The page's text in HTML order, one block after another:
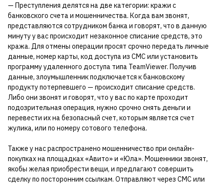
— Преступления делятся на две категории: кражи с
банковского счета и мошенничества. Когда вам звонят,
представляются сотрудником банка и говорят, что в данную
минуту у вас происходит незаконное списание средств, это
кража. Для отмены операции просят срочно передать личные
данные, номер карты, код доступа из СМС или установить
программу удаленного доступа типа TeamViewer. Получив
данные, злоумышленник подключается к банковскому
продукту потерпевшего — происходит списание средств.
Либо они звонят и говорят, что у вас по карте проходит
подозрительная операция, нужно срочно снять деньги и
перевести их на безопасный счет, которым является счет
жулика, или по номеру сотового телефона.
Также у нас распространено мошенничество при онлайн-
покупках на площадках «Авито» и «Юла». Мошенники звонят,
якобы желая приобрести вещи, и предлагают совершить
сделку по посторонним ссылкам. Отправляют через СМС или